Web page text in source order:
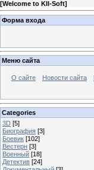
[Welcome to KII-Soft]
Форма входа
Меню сайта
О сайте Новости сайта
Categories
3D [5]
Биография [3]
Боевик [102]
Вестерн [3]
Военный [18]
Детектив [24]